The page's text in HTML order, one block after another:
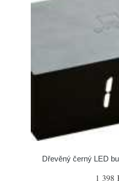
Dřevěný černý LED
1 398